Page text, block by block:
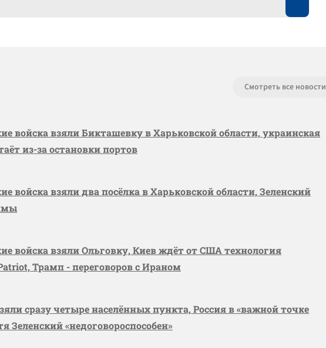
Смотреть все новости
войска взяли Бикташевку в Харьковской области, украинская
из-за остановки портов
войска взяли два посёлка в Харьковской области, Зеленский
войска взяли Ольговку, Киев ждёт от США технология
Трамп - переговоров с Ираном
сразу четыре населённых пункта, Россия в «важной точке
Зеленский «недоговороспособен»